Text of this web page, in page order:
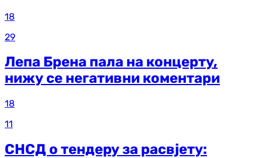
18
29
Лепа Брена пала на концерту,
нижу се негативни коментари
18
11
СНСД о тендеру за расвјету: